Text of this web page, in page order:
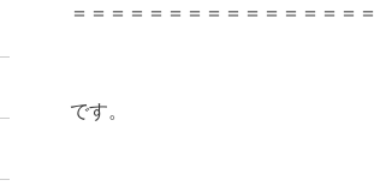
＝＝＝＝＝＝＝＝＝＝＝＝＝＝＝＝
です。